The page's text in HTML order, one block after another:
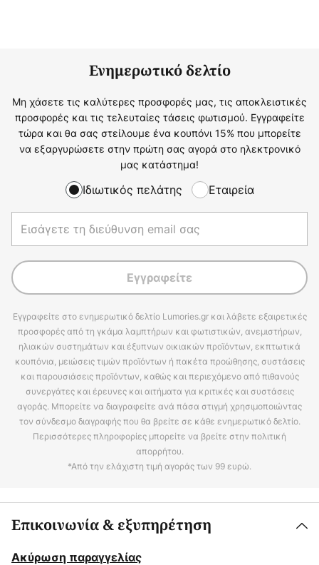
Ενημερωτικό δελτίο
Μη χάσετε τις καλύτερες προσφορές μας, τις αποκλειστικές
προσφορές και τις τελευταίες τάσεις φωτισμού. Εγγραφείτε
τώρα και θα σας στείλουμε ένα κουπόνι 15% που μπορείτε
να εξαργυρώσετε στην πρώτη σας αγορά στο ηλεκτρονικό
μας κατάστημα!
Ιδιωτικός πελάτης Εταιρεία
Εγγραφείτε
Εγγραφείτε στο ενημερωτικό δελτίο Lumories.gr και λάβετε εξαιρετικές
προσφορές από τη γκάμα λαμπτήρων και φωτιστικών, ανεμιστήρων,
ηλιακών συστημάτων και έξυπνων οικιακών προϊόντων, εκπτωτικά
κουπόνια, μειώσεις τιμών προϊόντων ή πακέτα προώθησης, συστάσεις
και παρουσιάσεις προϊόντων, καθώς και περιεχόμενο από πιθανούς
συνεργάτες και έρευνες και αιτήματα για κριτικές και συστάσεις
αγοράς. Μπορείτε να διαγραφείτε ανά πάσα στιγμή χρησιμοποιώντας
τον σύνδεσμο διαγραφής που θα βρείτε σε κάθε ενημερωτικό δελτίο.
Περισσότερες πληροφορίες μπορείτε να βρείτε στην πολιτική
απορρήτου.
*Από την ελάχιστη τιμή αγοράς των 99 ευρώ.
Επικοινωνία & εξυπηρέτηση
Ακύρωση παραγγελίας